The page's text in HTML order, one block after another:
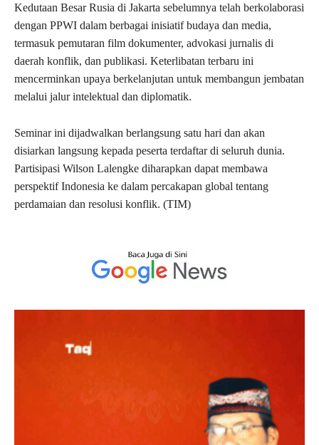
Kedutaan Besar Rusia di Jakarta sebelumnya telah berkolaborasi
dengan PPWI dalam berbagai inisiatif budaya dan media,
termasuk pemutaran film dokumenter, advokasi jurnalis di
daerah konflik, dan publikasi. Keterlibatan terbaru ini
mencerminkan upaya berkelanjutan untuk membangun jembatan
melalui jalur intelektual dan diplomatik.
Seminar ini dijadwalkan berlangsung satu hari dan akan
disiarkan langsung kepada peserta terdaftar di seluruh dunia.
Partisipasi Wilson Lalengke diharapkan dapat membawa
perspektif Indonesia ke dalam percakapan global tentang
perdamaian dan resolusi konflik. (TIM)